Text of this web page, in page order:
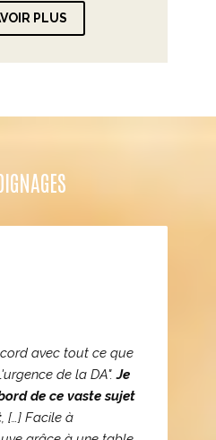
PLUS
avec tout ce que
de la DA".Je
de ce vaste sujet
, […] Facile à